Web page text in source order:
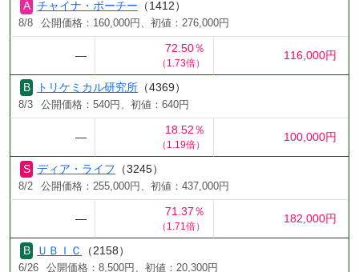
チャイナ・ボーチー （1412）
8/8 公開価格：160,000円、初値：276,000円
―
72.50％
（1.73倍）
116,000円
トリケミカル研究所 （4369）
8/3 公開価格：540円、初値：640円
―
18.52％
（1.19倍）
100,000円
ディア・ライフ （3245）
8/2 公開価格：255,000円、初値：437,000円
―
71.37％
（1.71倍）
182,000円
ＵＢＩＣ （2158）
6/26 公開価格：8,500円、初値：20,300円